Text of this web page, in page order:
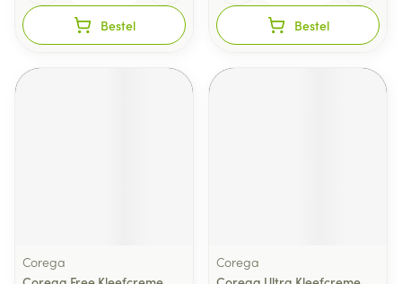
Bestel Bestel
Corega
Corega